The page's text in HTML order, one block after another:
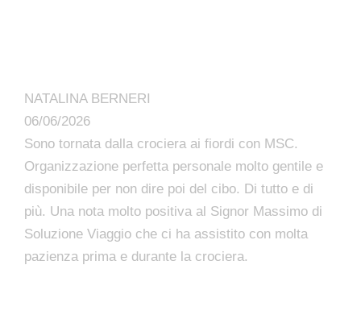
NATALINA BERNERI
06/06/2026
Sono tornata dalla crociera ai fiordi con MSC.
Organizzazione perfetta personale molto gentile e
disponibile per non dire poi del cibo. Di tutto e di
più. Una nota molto positiva al Signor Massimo di
Soluzione Viaggio che ci ha assistito con molta
pazienza prima e durante la crociera.